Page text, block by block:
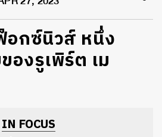
27, 2023
กซ์นิวส์ หนึ่ง
องรูเพิร์ต เม
IN FOCUS